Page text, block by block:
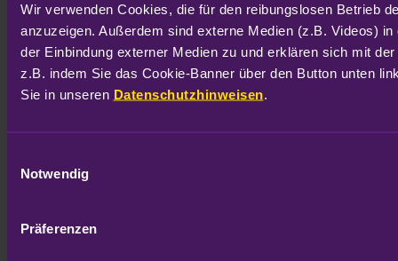
Wir verwenden Cookies, die für den reibungslosen Betrieb
anzuzeigen. Außerdem sind externe Medien (z.B. Videos)
der Einbindung externer Medien zu und erklären sich mit
z.B. indem Sie das Cookie-Banner über den Button unten
Sie in unseren Datenschutzhinweisen.
Notwendig
Präferenzen